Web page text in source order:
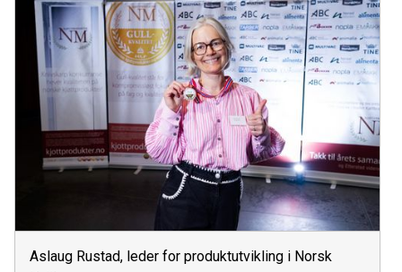
Aslaug Rustad, leder for produktutvikling i Norsk